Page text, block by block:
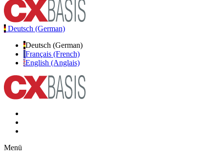
Deutsch (German)
Deutsch (German)
Français (French)
English (Anglais)
Menü